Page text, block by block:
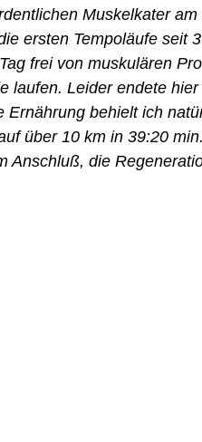
Muskelkater am
ersten Tempoläufe seit
frei von muskulären
laufen. Leider endete
behielt ich
über 10 km in 39:20 min.
Anschluß, die